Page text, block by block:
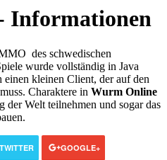
Informationen
des schwedischen
wurde vollständig in Java
kleinen Client, der auf den
Charaktere in Wurm Online
der Welt teilnehmen und sogar das
TWITTER GOOGLE+